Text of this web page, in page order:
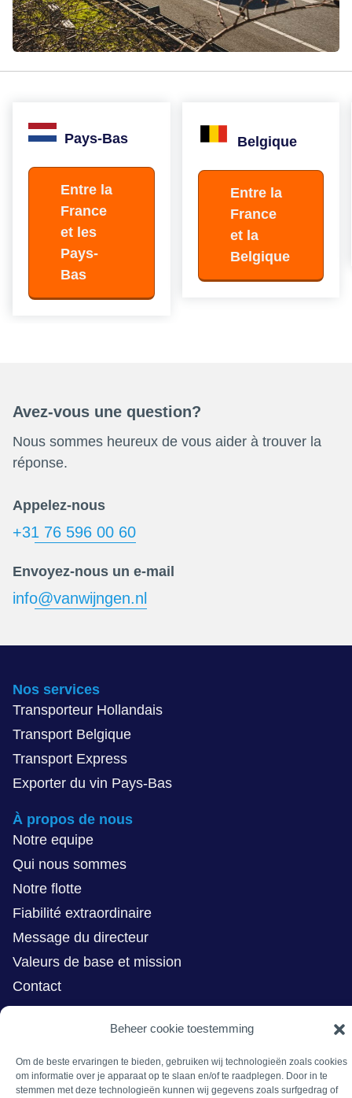
Beheer cookie toestemming
Om de beste ervaringen te bieden, gebruiken wij technologieën zoals cookies
om informatie over je apparaat op te slaan en/of te raadplegen. Door in te
stemmen met deze technologieën kunnen wij gegevens zoals surfgedrag of
Pays-Bas
Entre la
France
et les
Pays-
Bas
Belgique
Entre la
France
et la
Belgique
Avez-vous une question?
Nous sommes heureux de vous aider à trouver la
réponse.
Appelez-nous
+31 76 596 00 60
Envoyez-nous un e-mail
info@vanwijngen.nl
Nos services
Transporteur Hollandais
Transport Belgique
Transport Express
Exporter du vin Pays-Bas
À propos de nous
Notre equipe
Qui nous sommes
Notre flotte
Fiabilité extraordinaire
Message du directeur
Valeurs de base et mission
Contact
Ici vous pouvez nous trouver
4836 LH Breda
The Netherlands